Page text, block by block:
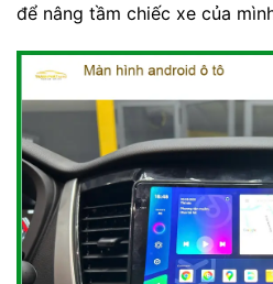
để nâng tầm chiếc xe của